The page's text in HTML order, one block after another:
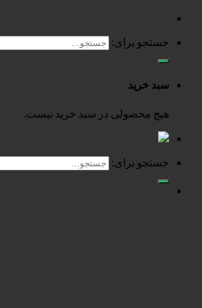
جستجو برای:
سبد خرید
هیچ محصولی در سبد خرید نیست.
جستجو برای: